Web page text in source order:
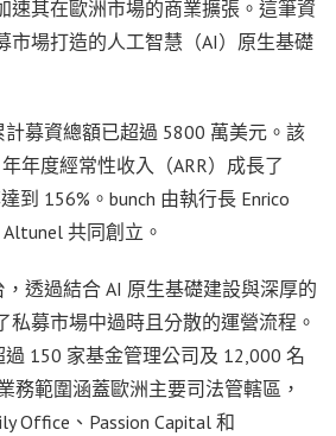
速其在歐洲市場的商業擴張。這筆資
市場打造的人工智慧（AI）原生基礎
計募資總額已超過 5800 萬美元。該
年度經常性收入（ARR）成長了
到 156%。bunch 由執行長 Enrico
共同創立。
，透過結合 AI 原生基礎建設與深厚的
私募市場中過時且分散的運營流程。
過 150 家基金管理公司及 12,000 名
務範圍涵蓋歐洲主要司法管轄區，
Office、Passion Capital 和